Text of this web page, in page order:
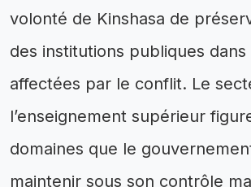
volonté de Kinshasa de
des institutions publiques dans
affectées par le conflit. Le
l’enseignement supérieur
domaines que le
maintenir sous son contrôle